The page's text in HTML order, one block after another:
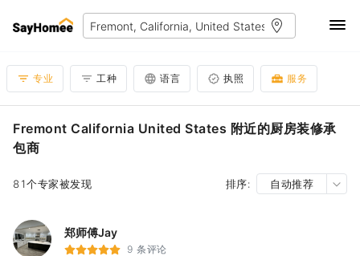
专业 工种 语言 执照 服务
Fremont California United States 附近的厨房装修承
包商
81个专家被发现 排序: 自动推荐
郑师傅Jay
9 条评论